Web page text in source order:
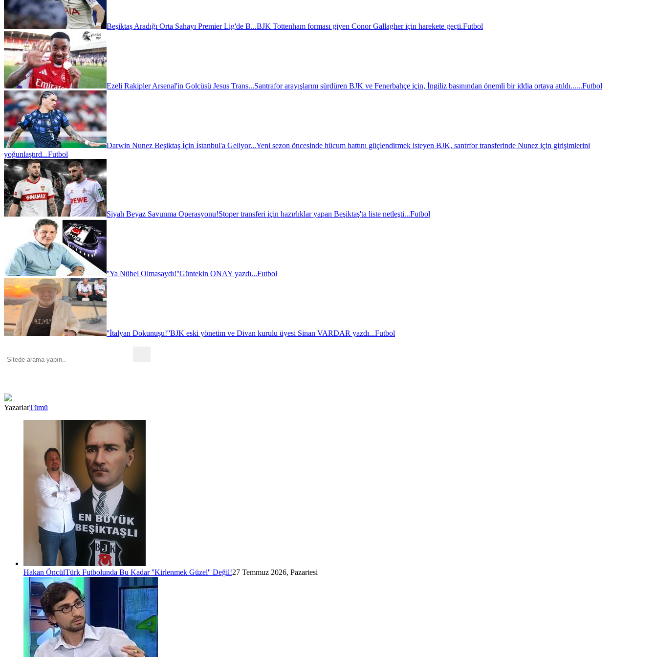
Beşiktaş Aradığı Orta Sahayı Premier Lig'de B...BJK Tottenham forması giyen Conor Gallagher için harekete geçti.Futbol
Ezeli Rakipler Arsenal'in Golcüsü Jesus Trans...Santrafor arayışlarını sürdüren BJK ve Fenerbahçe için, İngiliz basınından önemli bir iddia ortaya atıldı......Futbol
Darwin Nunez Beşiktaş İçin İstanbul'a Geliyor...Yeni sezon öncesinde hücum hattını güçlendirmek isteyen BJK, santrfor transferinde Nunez için girişimlerini
yoğunlaştırd...Futbol
Siyah Beyaz Savunma Operasyonu!Stoper transferi için hazırlıklar yapan Beşiktaş'ta liste netleşti...Futbol
''Ya Nübel Olmasaydı!''Güntekin ONAY yazdı...Futbol
''İtalyan Dokunuşu!''BJK eski yönetim ve Divan kurulu üyesi Sinan VARDAR yazdı...Futbol
YazarlarTümü
Hakan ÖncülTürk Futbolunda Bu Kadar ''Kirlenmek Güzel'' Değil!27 Temmuz 2026, Pazartesi